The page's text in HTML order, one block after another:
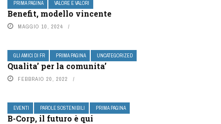
PRIMA PAGINA VALORE E VALORI
Benefit, modello vincente
MAGGIO 10, 2024
GLI AMICI DI FR PRIMA PAGINA UNCATEGORIZED
Qualita’ per la comunita’
FEBBRAIO 20, 2022
EVENTI PAROLE SOSTENIBILI PRIMA PAGINA
B-Corp, il futuro è qui